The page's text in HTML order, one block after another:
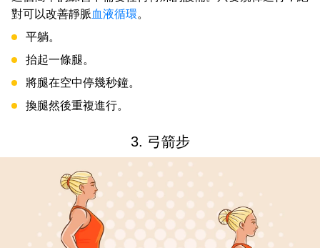
對可以改善靜脈血液循環。
平躺。
抬起一條腿。
將腿在空中停幾秒鐘。
換腿然後重複進行。
3. 弓箭步